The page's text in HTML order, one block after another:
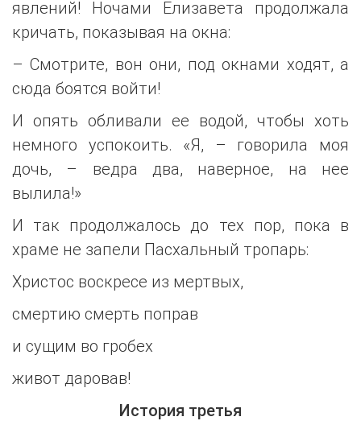
явлений! Ночами Елизавета продолжала
кричать, показывая на окна:
– Смотрите, вон они, под окнами ходят, а
сюда боятся войти!
И опять обливали ее водой, чтобы хоть
немного успокоить. «Я, – говорила моя
дочь, – ведра два, наверное, на нее
вылила!»
И так продолжалось до тех пор, пока в
храме не запели Пасхальный тропарь:
Христос воскресе из мертвых,
смертию смерть поправ
и сущим во гробех
живот даровав!
История третья